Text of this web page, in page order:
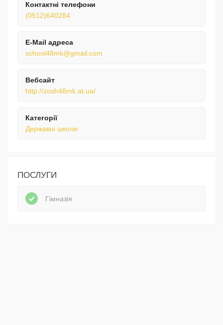
Контактні телефони
(0512)640284
E-Mail адреса
school48mk@gmail.com
Вебсайт
http://zosh48mk.at.ua/
Категорії
Державні школи
ПОСЛУГИ
Гімназія